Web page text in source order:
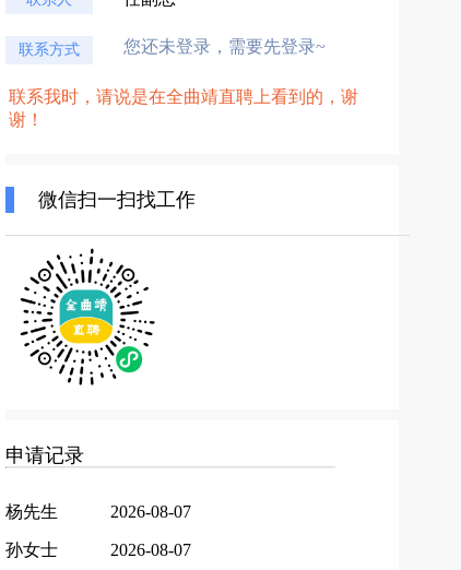
联系方式 您还未登录，需要先登录~
联系我时，请说是在全曲靖直聘上看到的，谢
谢！
微信扫一扫找工作
申请记录
杨先生 2026-08-07
孙女士 2026-08-07